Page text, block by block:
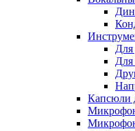
Для
Для
Капсюли